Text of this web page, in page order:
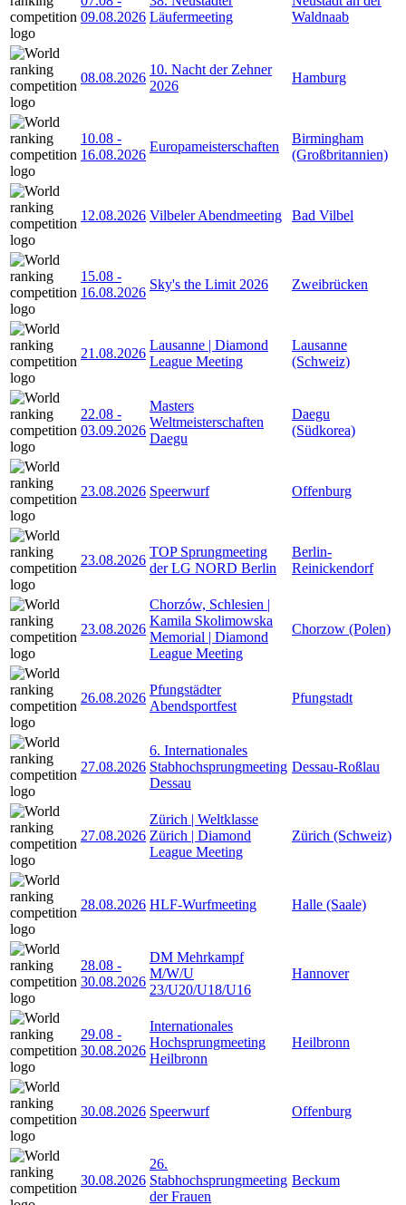
09.08.2026 Läufermeeting
Waldnaab
08.08.2026
10. Nacht der Zehner
2026
Hamburg
10.08 -
16.08.2026
Europameisterschaften
Birmingham
(Großbritannien)
12.08.2026 Vilbeler Abendmeeting Bad Vilbel
15.08 -
16.08.2026
Sky's the Limit 2026 Zweibrücken
21.08.2026
Lausanne | Diamond
League Meeting
Lausanne
(Schweiz)
22.08 -
03.09.2026
Masters
Weltmeisterschaften
Daegu
Daegu
(Südkorea)
23.08.2026 Speerwurf Offenburg
23.08.2026
TOP Sprungmeeting
der LG NORD Berlin
Berlin-
Reinickendorf
23.08.2026
Chorzów, Schlesien |
Kamila Skolimowska
Memorial | Diamond
League Meeting
Chorzow (Polen)
26.08.2026
Pfungstädter
Abendsportfest
Pfungstadt
27.08.2026
6. Internationales
Stabhochsprungmeeting
Dessau
Dessau-Roßlau
27.08.2026
Zürich | Weltklasse
Zürich | Diamond
League Meeting
Zürich (Schweiz)
28.08.2026 HLF-Wurfmeeting Halle (Saale)
28.08 -
30.08.2026
DM Mehrkampf
M/W/U
23/U20/U18/U16
Hannover
29.08 -
30.08.2026
Internationales
Hochsprungmeeting
Heilbronn
Heilbronn
30.08.2026 Speerwurf Offenburg
30.08.2026
26.
Stabhochsprungmeeting
der Frauen
Beckum